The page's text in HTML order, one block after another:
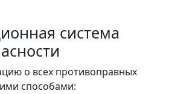
система
о всех противоправных
способами: